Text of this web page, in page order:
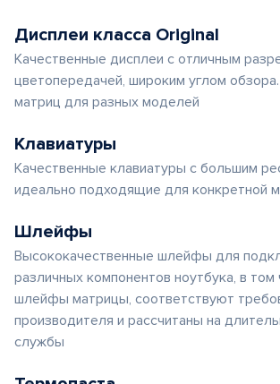
Дисплеи класса Original
Качественные дисплеи с отличным
цветопередачей, широким углом
матриц для разных моделей
Клавиатуры
Качественные клавиатуры с большим
идеально подходящие для конкретной
Шлейфы
Высококачественные шлейфы для
различных компонентов ноутбука, в том
шлейфы матрицы, соответствуют
производителя и рассчитаны на
службы